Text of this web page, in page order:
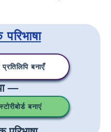
बनाएँ
—
बनाएं